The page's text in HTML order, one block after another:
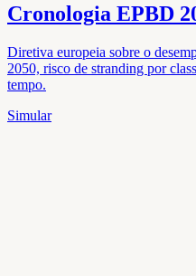
Cronologia EPBD
Diretiva europeia sobre o
2050, risco de stranding por
tempo.
Simular